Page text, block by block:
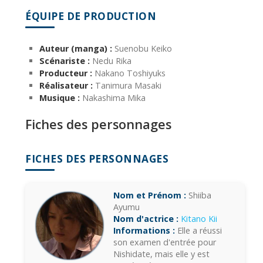
ÉQUIPE DE PRODUCTION
Auteur (manga) : Suenobu Keiko
Scénariste : Nedu Rika
Producteur : Nakano Toshiyuks
Réalisateur : Tanimura Masaki
Musique : Nakashima Mika
Fiches des personnages
FICHES DES PERSONNAGES
Nom et Prénom : Shiiba
Ayumu
Nom d'actrice : Kitano Kii
Informations : Elle a réussi
son examen d'entrée pour
Nishidate, mais elle y est